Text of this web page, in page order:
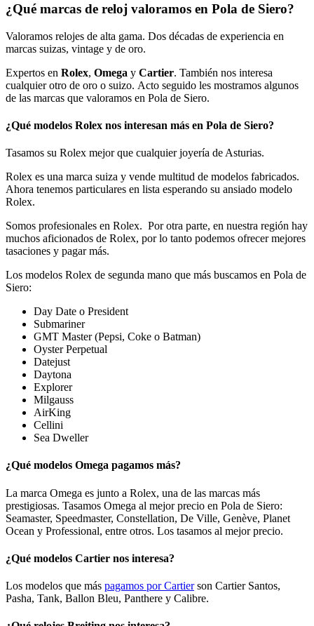
¿Qué marcas de reloj valoramos en Pola de Siero?
Valoramos relojes de alta gama. Dos décadas de experiencia en
marcas suizas, vintage y de oro.
Expertos en Rolex, Omega y Cartier. También nos interesa
cualquier otro de oro o suizo. Acto seguido les mostramos algunos
de las marcas que valoramos en Pola de Siero.
¿Qué modelos Rolex nos interesan más en Pola de Siero?
Tasamos su Rolex mejor que cualquier joyería de Asturias.
Rolex es una marca suiza y vende multitud de modelos fabricados.
Ahora tenemos particulares en lista esperando su ansiado modelo
Rolex.
Somos profesionales en Rolex. Por otra parte, en nuestra región hay
muchos aficionados de Rolex, por lo tanto podemos ofrecer mejores
tasaciones y pagar más.
Los modelos Rolex de segunda mano que más buscamos en Pola de
Siero:
Day Date o President
Submariner
GMT Master (Pepsi, Coke o Batman)
Oyster Perpetual
Datejust
Daytona
Explorer
Milgauss
AirKing
Cellini
Sea Dweller
¿Qué modelos Omega pagamos más?
La marca Omega es junto a Rolex, una de las marcas más
prestigiosas. Tasamos Omega al mejor precio en Pola de Siero:
Seamaster, Speedmaster, Constellation, De Ville, Genève, Planet
Ocean y Professional, entre otros. Los tasamos al mejor precio.
¿Qué modelos Cartier nos interesa?
Los modelos que más pagamos por Cartierson Cartier Santos,
Pasha, Tank, Ballon Bleu, Panthere y Calibre.